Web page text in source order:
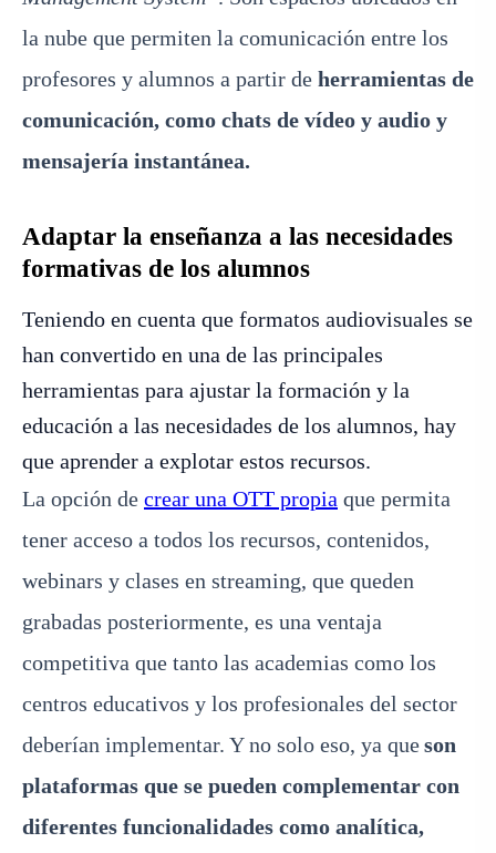
la nube que permiten la comunicación entre los
profesores y alumnos a partir de herramientas de
comunicación, como chats de vídeo y audio y
mensajería instantánea.
Adaptar la enseñanza a las necesidades
formativas de los alumnos
Teniendo en cuenta que formatos audiovisuales se
han convertido en una de las principales
herramientas para ajustar la formación y la
educación a las necesidades de los alumnos, hay
que aprender a explotar estos recursos.
La opción de crear una OTT propia que permita
tener acceso a todos los recursos, contenidos,
webinars y clases en streaming, que queden
grabadas posteriormente, es una ventaja
competitiva que tanto las academias como los
centros educativos y los profesionales del sector
deberían implementar. Y no solo eso, ya queson
plataformas que se pueden complementar con
diferentes funcionalidades como analítica,